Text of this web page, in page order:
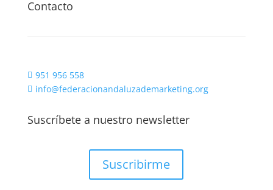
Contacto
 951 956 558
 info@federacionandaluzademarketing.org
Suscríbete a nuestro newsletter
Suscribirme